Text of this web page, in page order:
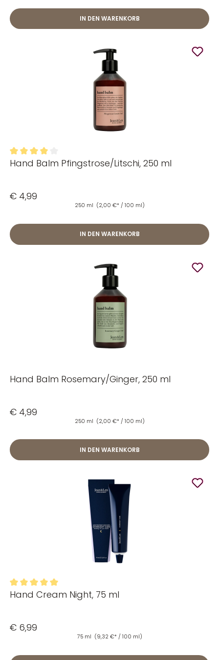
IN DEN WARENKORB
Durchschnittliche Bewertung von 4 von 5 Sternen
Hand Balm Pfingstrose/Litschi, 250 ml
€ 4,99
250 ml (2,00 €* / 100 ml)
IN DEN WARENKORB
Hand Balm Rosemary/Ginger, 250 ml
€ 4,99
250 ml (2,00 €* / 100 ml)
IN DEN WARENKORB
Durchschnittliche Bewertung von 5 von 5 Sternen
Hand Cream Night, 75 ml
€ 6,99
75 ml (9,32 €* / 100 ml)